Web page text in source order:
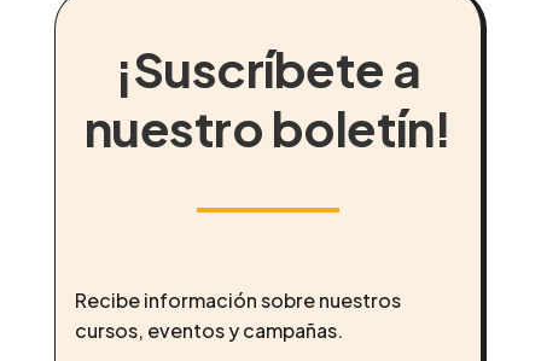
¡Suscríbete a
nuestro boletín!
Recibe información sobre nuestros
cursos, eventos y campañas.